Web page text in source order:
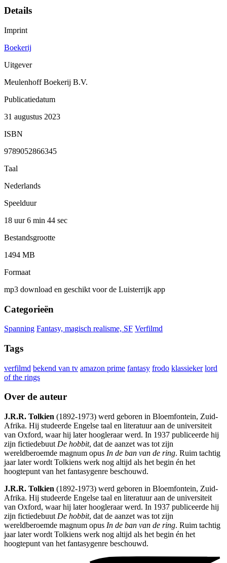
Details
Imprint
Boekerij
Uitgever
Meulenhoff Boekerij B.V.
Publicatiedatum
31 augustus 2023
ISBN
9789052866345
Taal
Nederlands
Speelduur
18 uur 6 min 44 sec
Bestandsgrootte
1494 MB
Formaat
mp3 download en geschikt voor de Luisterrijk app
Categorieën
Spanning Fantasy, magisch realisme, SF Verfilmd
Tags
verfilmd bekend van tv amazon prime fantasy frodo klassieker lord
of the rings
Over de auteur
J.R.R. Tolkien (1892-1973) werd geboren in Bloemfontein, Zuid-
Afrika. Hij studeerde Engelse taal en literatuur aan de universiteit
van Oxford, waar hij later hoogleraar werd. In 1937 publiceerde hij
zijn fictiedebuut De hobbit, dat de aanzet was tot zijn
wereldberoemde magnum opus In de ban van de ring. Ruim tachtig
jaar later wordt Tolkiens werk nog altijd als het begin én het
hoogtepunt van het fantasygenre beschouwd.
J.R.R. Tolkien (1892-1973) werd geboren in Bloemfontein, Zuid-
Afrika. Hij studeerde Engelse taal en literatuur aan de universiteit
van Oxford, waar hij later hoogleraar werd. In 1937 publiceerde hij
zijn fictiedebuut De hobbit, dat de aanzet was tot zijn
wereldberoemde magnum opus In de ban van de ring. Ruim tachtig
jaar later wordt Tolkiens werk nog altijd als het begin én het
hoogtepunt van het fantasygenre beschouwd.